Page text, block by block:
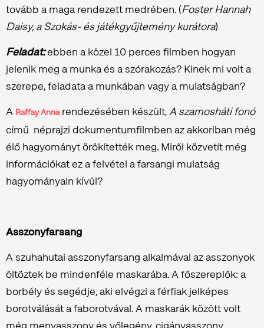
tovább a maga rendezett medrében. (Foster Hannah
Daisy, a Szokás- és játékgyűjtemény kurátora)
Feladat:ebben a közel 10 perces filmben hogyan
jelenik meg a munka és a szórakozás? Kinek mi volt a
szerepe, feladata a munkában vagy a mulatságban?
A Raffay Annarendezésében készült,A szamosháti fonó
című néprajzi dokumentumfilmben az akkoriban még
élő hagyományt örökítették meg. Miről közvetít még
információkat ez a felvétel a farsangi mulatság
hagyományain kívül?
Asszonyfarsang
A szuhahutai asszonyfarsang alkalmával az asszonyok
öltöztek be mindenféle maskarába. A főszereplők: a
borbély és segédje, aki elvégzi a férfiak jelképes
borotválását a faborotvával. A maskarák között volt